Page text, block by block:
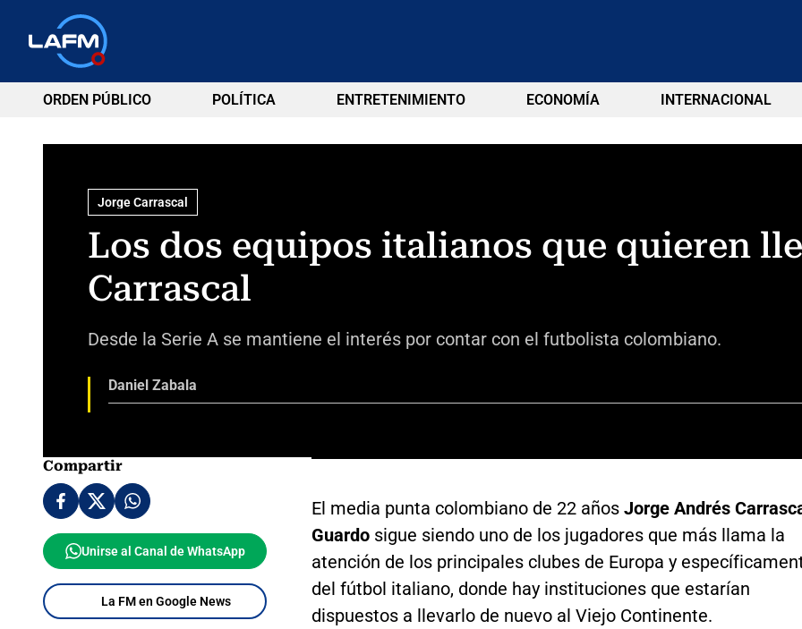
ORDEN PÚBLICO POLÍTICA ENTRETENIMIENTO ECONOMÍA INTERNACIONAL
Jorge Carrascal
Los dos equipos italianos que quieren
Carrascal
Desde la Serie A se mantiene el interés por contar con el futbolista colombiano.
Daniel Zabala
Compartir
Unirse al Canal de WhatsApp
La FM en Google News
El media punta colombiano de 22 añosJorge Andrés
Guardo sigue siendo uno de los jugadores que más llama la
atención de los principales clubes de Europa y
del fútbol italiano, donde hay instituciones que estarían
dispuestos a llevarlo de nuevo al Viejo Continente.